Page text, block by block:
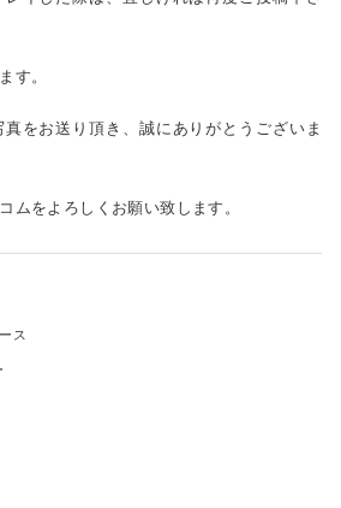
す。
をお送り頂き、誠にありがとうございま
ムをよろしくお願い致します。
ス